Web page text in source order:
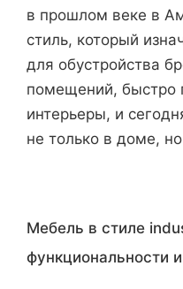
в прошлом веке в
стиль, который
для обустройства
помещений, быстро
интерьеры, и
не только в доме,
Мебель в стиле
функциональности